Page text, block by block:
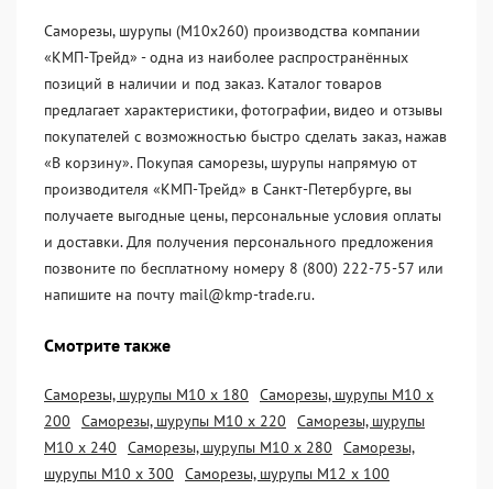
Саморезы, шурупы (М10х260) производства компании
«KМП-Трейд» - одна из наиболее распространённых
позиций в наличии и под заказ. Каталог товаров
предлагает характеристики, фотографии, видео и отзывы
покупателей с возможностью быстро сделать заказ, нажав
«В корзину». Покупая саморезы, шурупы напрямую от
производителя «KМП-Трейд» в Санкт-Петербурге, вы
получаете выгодные цены, персональные условия оплаты
и доставки. Для получения персонального предложения
позвоните по бесплатному номеру 8 (800) 222-75-57 или
напишите на почту mail@kmp-trade.ru.
Смотрите также
Саморезы, шурупы М10 х 180
Саморезы, шурупы М10 х
200
Саморезы, шурупы М10 х 220
Саморезы, шурупы
М10 х 240
Саморезы, шурупы М10 х 280
Саморезы,
шурупы М10 х 300
Саморезы, шурупы М12 х 100